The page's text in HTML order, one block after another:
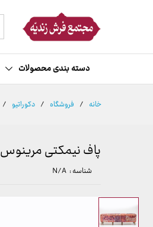
دسته بندی محصولات
خانه / فروشگاه / دکوراتیو /
پاف نیمکتی مرینوس
شناسه : N/A
توضیحات